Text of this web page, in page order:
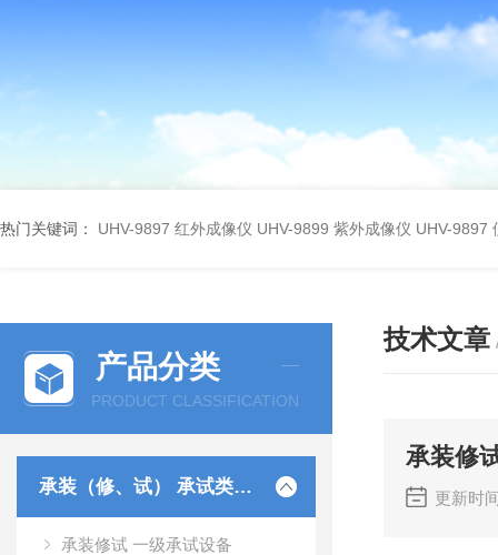
热门关键词： UHV-9897 红外成像仪 UHV-9899 紫外成像仪 UHV-9897
产品分类
PRODUCT CLASSIFICATION
承装（修、试） 承试类仪器
承装修试 一级承试设备
技术文章
承装修
更新时